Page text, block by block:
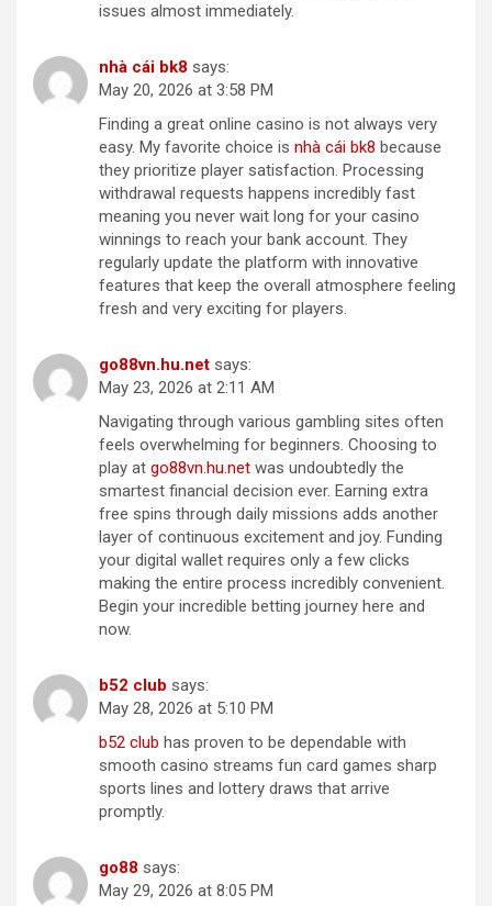
issues almost immediately.
nh​à​ ​c​á​i​ ​b​k​8 says:
May 20, 2026 at 3:58 PM
Finding a great online casino is not always very
easy. My favorite choice is nhà​ c​á​i​ ​bk8 because
they prioritize player satisfaction. Processing
withdrawal requests happens incredibly fast
meaning you never wait long for your casino
winnings to reach your bank account. They
regularly update the platform with innovative
features that keep the overall atmosphere feeling
fresh and very exciting for players.
g​o88​v​n.hu.​ne​t says:
May 23, 2026 at 2:11 AM
Navigating through various gambling sites often
feels overwhelming for beginners. Choosing to
play at g​o​88​vn.​h​u​.​n​e​t was undoubtedly the
smartest financial decision ever. Earning extra
free spins through daily missions adds another
layer of continuous excitement and joy. Funding
your digital wallet requires only a few clicks
making the entire process incredibly convenient.
Begin your incredible betting journey here and
now.
b52 c​l​u​b says:
May 28, 2026 at 5:10 PM
b​5​2​ c​l​u​b has proven to be dependable with
smooth casino streams fun card games sharp
sports lines and lottery draws that arrive
promptly.
g​o​88 says:
May 29, 2026 at 8:05 PM